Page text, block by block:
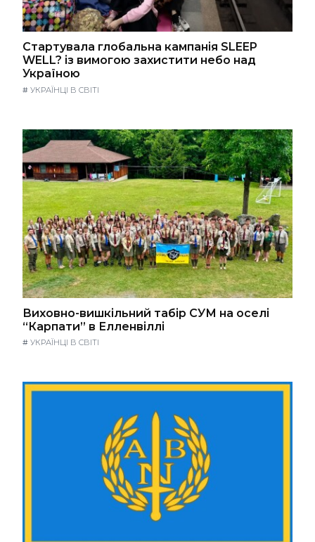
Стартувала глобальна кампанія SLEEP
WELL? із вимогою захистити небо над
Україною
# УКРАЇНЦІ В СВІТІ
Виховно-вишкільний табір СУМ на оселі
“Карпати” в Елленвіллі
# УКРАЇНЦІ В СВІТІ